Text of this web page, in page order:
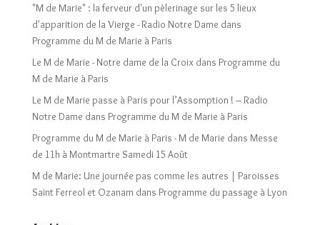
"M de Marie" : la ferveur d'un pèlerinage sur les 5 lieux
d'apparition de la Vierge - Radio Notre Dame dans
Programme du M de Marie à Paris
Le M de Marie - Notre dame de la Croixdans Programme du
M de Marie à Paris
Le M de Marie passe à Paris pour l’Assomption ! – Radio
Notre Dame dans Programme du M de Marie à Paris
Programme du M de Marie à Paris - M de Marie dans Messe
de 11h à Montmartre Samedi 15 Août
M de Marie: Une journée pas comme les autres | Paroisses
Saint Ferreol et Ozanam dans Programme du passage à Lyon